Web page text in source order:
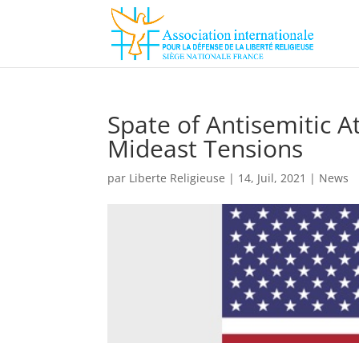
Spate of Antisemitic
Mideast Tensions
par Liberte Religieuse | 14, Juil, 2021 | News